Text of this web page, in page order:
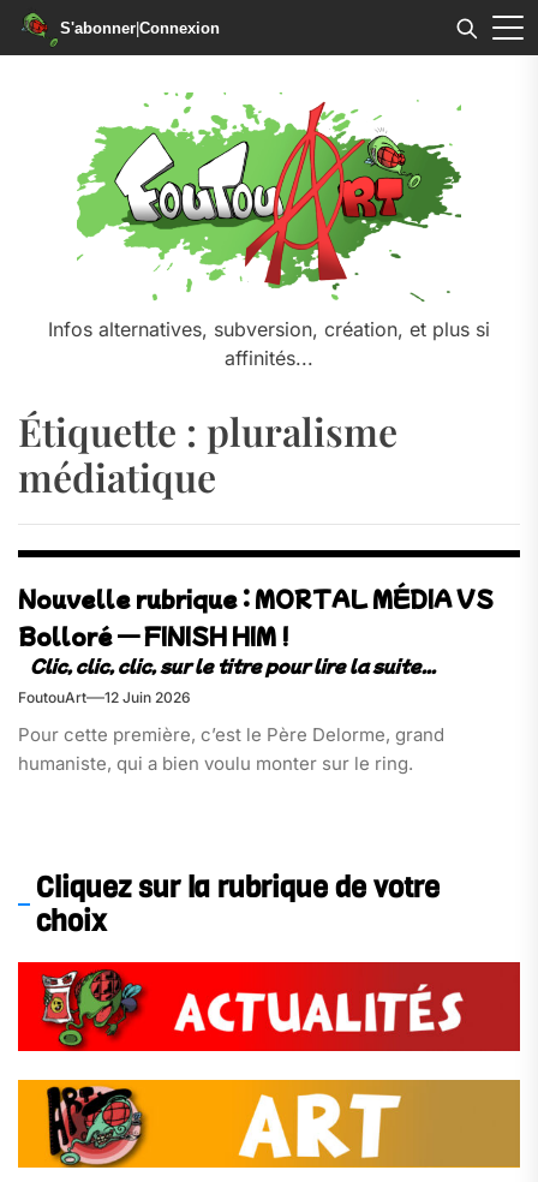
S'abonner|Connexion
Infos alternatives, subversion, création, et plus si
affinités...
Étiquette : pluralisme
médiatique
Nouvelle rubrique : MORTAL MÉDIA VS
Bolloré — FINISH HIM !
FoutouArt 12 Juin 2026
Pour cette première, c’est le Père Delorme, grand
humaniste, qui a bien voulu monter sur le ring.
Cliquez sur la rubrique de votre
choix